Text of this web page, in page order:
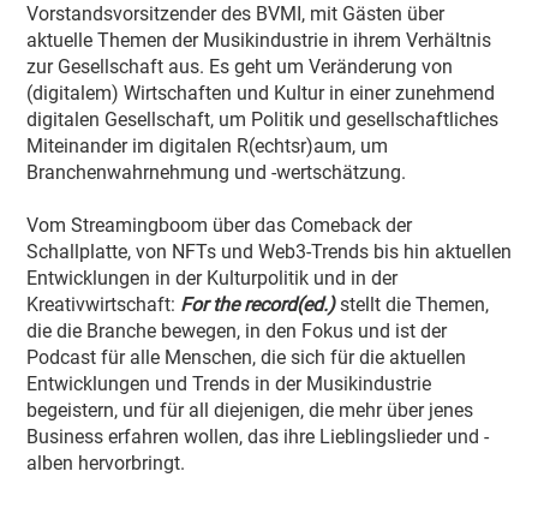
Vorstandsvorsitzender des BVMI, mit Gästen über
aktuelle Themen der Musikindustrie in ihrem Verhältnis
zur Gesellschaft aus. Es geht um Veränderung von
(digitalem) Wirtschaften und Kultur in einer zunehmend
digitalen Gesellschaft, um Politik und gesellschaftliches
Miteinander im digitalen R(echtsr)aum, um
Branchenwahrnehmung und -wertschätzung.
Vom Streamingboom über das Comeback der
Schallplatte, von NFTs und Web3-Trends bis hin aktuellen
Entwicklungen in der Kulturpolitik und in der
Kreativwirtschaft: For the record(ed.)stellt die Themen,
die die Branche bewegen, in den Fokus und ist der
Podcast für alle Menschen, die sich für die aktuellen
Entwicklungen und Trends in der Musikindustrie
begeistern, und für all diejenigen, die mehr über jenes
Business erfahren wollen, das ihre Lieblingslieder und -
alben hervorbringt.